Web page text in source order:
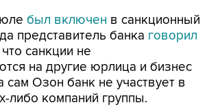
был включен в санкционный
представитель банка говорил
санкции не
на другие юрлица и бизнес
сам Озон банк не участвует в
либо компаний группы.